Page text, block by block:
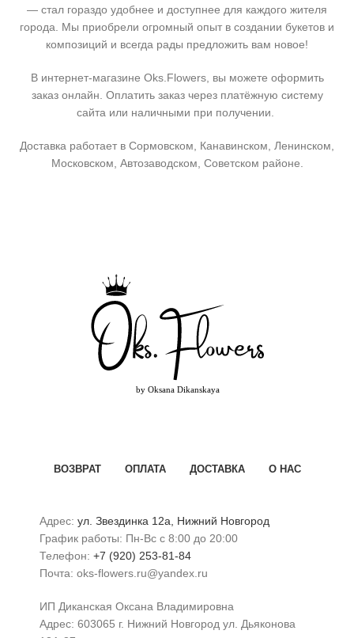
— стал гораздо удобнее и доступнее для каждого жителя
города. Мы приобрели огромный опыт в создании букетов и
композиций и всегда рады предложить вам новое!
В интернет-магазине Oks.Flowers, вы можете оформить
заказ онлайн. Оплатить заказ через платёжную систему
сайта или наличными при получении.
Доставка работает в Сормовском, Канавинском, Ленинском,
Московском, Автозаводском, Советском районе.
ВОЗВРАТ ОПЛАТА ДОСТАВКА О НАС
Адрес: ул. Звездинка 12а, Нижний Новгород
График работы: Пн-Вс с 8:00 до 20:00
Телефон: +7 (920) 253-81-84
Почта: oks-flowers.ru@yandex.ru
ИП Диканская Оксана Владимировна
Адрес: 603065 г. Нижний Новгород ул. Дьяконова